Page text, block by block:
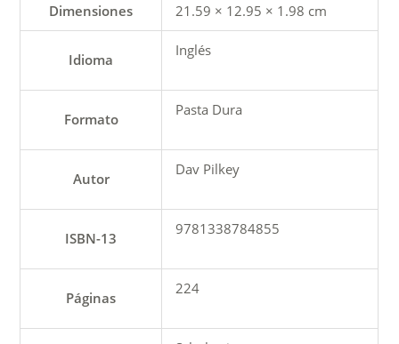
Dimensiones 21.59 × 12.95 × 1.98 cm
Idioma
Inglés
Formato
Pasta Dura
Autor
Dav Pilkey
ISBN-13
9781338784855
Páginas
224